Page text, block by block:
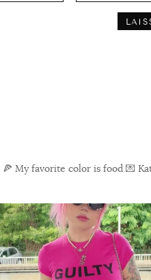
🍕 My favorite color is food 💌